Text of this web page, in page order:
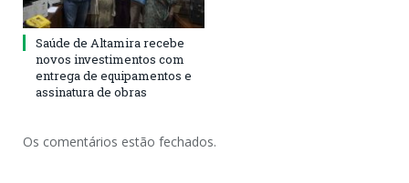
Saúde de Altamira recebe
novos investimentos com
entrega de equipamentos e
assinatura de obras
Os comentários estão fechados.